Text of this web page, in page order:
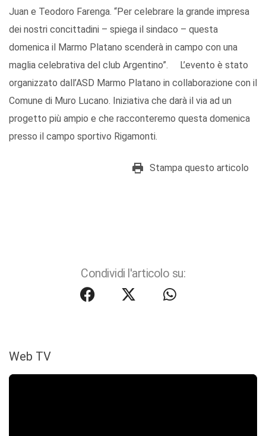
Juan e Teodoro Farenga. “Per celebrare la grande impresa
dei nostri concittadini – spiega il sindaco – questa
domenica il Marmo Platano scenderà in campo con una
maglia celebrativa del club Argentino”. L’evento è stato
organizzato dall’ASD Marmo Platano in collaborazione con il
Comune di Muro Lucano. Iniziativa che darà il via ad un
progetto più ampio e che racconteremo questa domenica
presso il campo sportivo Rigamonti.
Stampa questo articolo
Condividi l'articolo su:
Web TV